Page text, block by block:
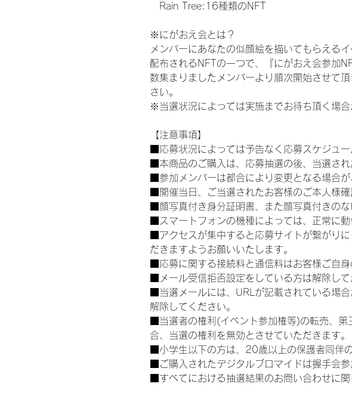
Rain Tree:16種類のNFT
※にがおえ会とは？
メンバーにあなたの似顔絵を描いてもらえる
配布されるNFTの一つで、『にがおえ会参加
数集まりましたメンバーより順次開始させて
さい。
※当選状況によっては実施までお待ち頂く場合
【注意事項】
■応募状況によっては予告なく応募スケジュ
■本商品のご購入は、応募抽選の後、当選され
■参加メンバーは都合により変更となる場合
■開催当日、ご当選されたお客様のご本人様確
■顔写真付き身分証明書、また顔写真付きの
■スマートフォンの機種によっては、正常に動
■アクセスが集中すると応募サイトが繋がり
だきますようお願いいたします。
■応募に関する接続料と通信料はお客様ご自身
■メール受信拒否設定をしている方は解除して
■当選メールには、URLが記載されている場
解除してください。
■当選者の権利(イベント参加権等)の転売、
合、当選の権利を無効とさせていただきます。
■小学生以下の方は、20歳以上の保護者同伴
■ご購入されたデジタルブロマイドは握手会
■すべてにおける抽選結果のお問い合わせに